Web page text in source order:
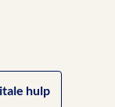
hulp